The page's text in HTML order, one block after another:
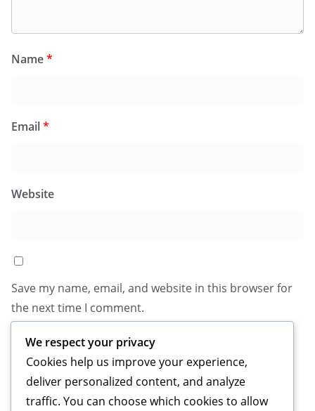
Name*
Email*
Website
Save my name, email, and website in this browser for
the next time I comment.
We respect your privacy
Cookies help us improve your experience,
deliver personalized content, and analyze
traffic. You can choose which cookies to allow